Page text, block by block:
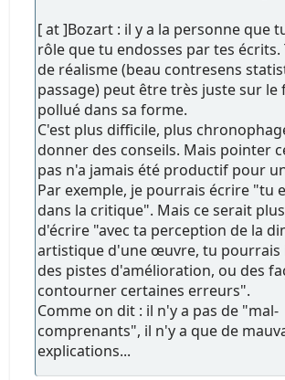
[ at ]Bozart : il y a la personne que
rôle que tu endosses par tes écrits.
de réalisme (beau contresens
passage) peut être très juste sur le
pollué dans sa forme.
C'est plus difficile, plus
donner des conseils. Mais pointer
pas n'a jamais été productif pour
Par exemple, je pourrais écrire "tu
dans la critique". Mais ce serait
d'écrire "avec ta perception de la
artistique d'une œuvre, tu pourrais
des pistes d'amélioration, ou des
contourner certaines erreurs".
Comme on dit : il n'y a pas de "mal-
comprenants", il n'y a que de
explications...